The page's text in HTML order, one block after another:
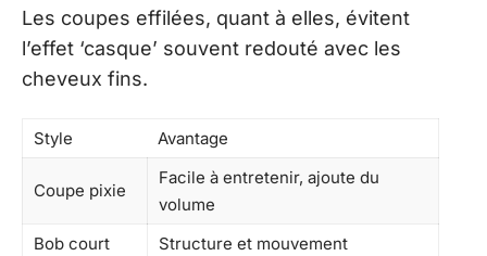
Les coupes effilées, quant à elles, évitent
l’effet ‘casque’ souvent redouté avec les
cheveux fins.
Style Avantage
Coupe pixie
Facile à entretenir, ajoute du
volume
Bob court
Structure et mouvement